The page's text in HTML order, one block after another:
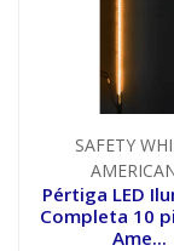
SAFETY
Pértiga LED
Completa 10
Ame...